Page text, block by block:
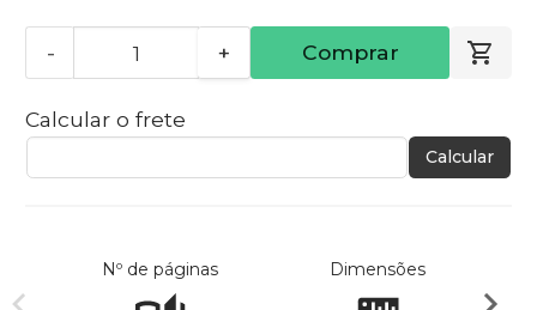
- + Comprar
Calcular o frete
Calcular
Nº de páginas Dimensões